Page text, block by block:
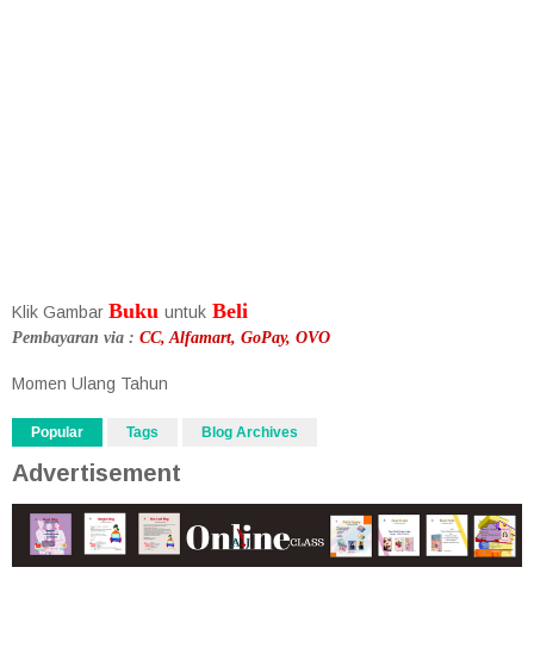
Klik Gambar Buku untuk Beli
Pembayaran via : CC, Alfamart, GoPay, OVO
Momen Ulang Tahun
Popular Tags Blog Archives
Advertisement